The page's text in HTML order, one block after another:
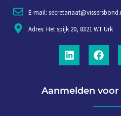
E-mail:
Adres: Het spijk 20, 8321 WT Urk
Aanmelden